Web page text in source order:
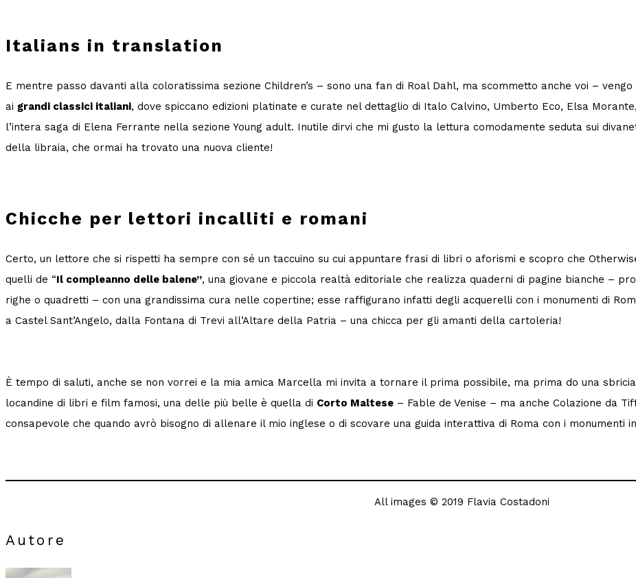
Italians in translation
E mentre passo davanti alla coloratissima sezione Children’s – sono una fan di Roal Dahl, ma scommetto anche voi –
ai grandi classici italiani, dove spiccano edizioni platinate e curate nel dettaglio di Italo Calvino, Umberto Eco, Elsa
l’intera saga di Elena Ferrante nella sezione Young adult. Inutile dirvi che mi gusto la lettura comodamente seduta sui
della libraia, che ormai ha trovato una nuova cliente!
Chicche per lettori incalliti e romani
Certo, un lettore che si rispetti ha sempre con sé un taccuino su cui appuntare frasi di libri o aforismi e scopro che
quelli de “Il compleanno delle balene”, una giovane e piccola realtà editoriale che realizza quaderni di pagine bianche –
righe o quadretti – con una grandissima cura nelle copertine; esse raffigurano infatti degli acquerelli con i monumenti di
a Castel Sant’Angelo, dalla Fontana di Trevi all’Altare della Patria – una chicca per gli amanti della cartoleria!
È tempo di saluti, anche se non vorrei e la mia amica Marcella mi invita a tornare il prima possibile, ma prima do una
locandine di libri e film famosi, una delle più belle è quella di Corto Maltese – Fable de Venise – ma anche Colazione da
consapevole che quando avrò bisogno di allenare il mio inglese o di scovare una guida interattiva di Roma con i monumenti
All images © 2019 Flavia Costadoni
Autore